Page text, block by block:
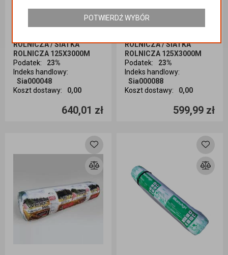
Kategoria: ART ROLNICZE
ROLNICZA / SIATKA
ROLNICZA 125X3000M
Podatek:
23%
Indeks handlowy:
Sia000048
Koszt dostawy: 0,00
640,01 zł
Ilość sztuk
Kategoria: ART ROLNICZE
ROLNICZA / SIATKA
ROLNICZA 125X3000M
Podatek:
23%
Indeks handlowy:
Sia000088
Koszt dostawy: 0,00
599,99 zł
Ilość sztuk
POTWIERDŹ WYBÓR